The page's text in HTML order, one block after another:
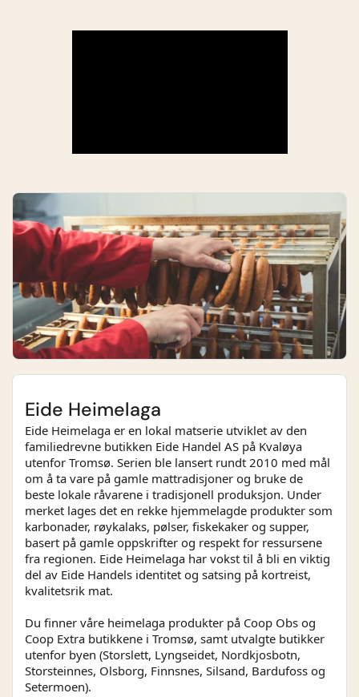
Eide Heimelaga
Eide Heimelaga er en lokal matserie utviklet av den
familiedrevne butikken Eide Handel AS på Kvaløya
utenfor Tromsø. Serien ble lansert rundt 2010 med mål
om å ta vare på gamle mattradisjoner og bruke de
beste lokale råvarene i tradisjonell produksjon. Under
merket lages det en rekke hjemmelagde produkter som
karbonader, røykalaks, pølser, fiskekaker og supper,
basert på gamle oppskrifter og respekt for ressursene
fra regionen. Eide Heimelaga har vokst til å bli en viktig
del av Eide Handels identitet og satsing på kortreist,
kvalitetsrik mat.
Du finner våre heimelaga produkter på Coop Obs og
Coop Extra butikkene i Tromsø, samt utvalgte butikker
utenfor byen (Storslett, Lyngseidet, Nordkjosbotn,
Storsteinnes, Olsborg, Finnsnes, Silsand, Bardufoss og
Setermoen).